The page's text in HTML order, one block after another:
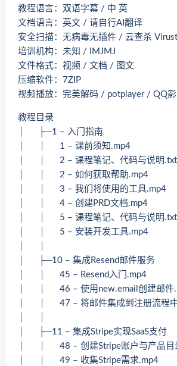
教程语言：双语字幕 / 中 英
文档语言：英文 / 请自行AI翻译
安全扫描：无病毒无插件 / 云查杀
培训机构：未知 / IMJMJ
文件格式：视频 / 文档 / 图文
压缩软件：7ZIP
视频播放：完美解码 / potplayer / QQ
教程目录
│ ├─1 – 入门指南
│ │ 1 – 课前须知.mp4
│ │ 2 – 课程笔记、代码与说明.txt
│ │ 2 – 如何获取帮助.mp4
│ │ 3 – 我们将使用的工具.mp4
│ │ 4 – 创建PRD文档.mp4
│ │ 5 – 课程笔记、代码与说明.txt
│ │ 5 – 安装开发工具.mp4
│ ├─10 – 集成Resend邮件服务
│ │ 45 – Resend入门.mp4
│ │ 46 – 使用new.email创建邮件
│ │ 47 – 将邮件集成到注册流程
│ ├─11 – 集成Stripe实现SaaS支付
│ │ 48 – 创建Stripe账户与产品目
│ │ 49 – 收集Stripe需求.mp4